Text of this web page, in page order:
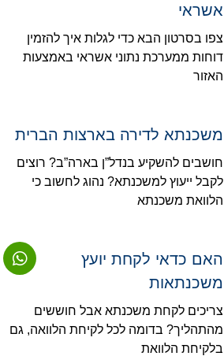
אשראי
צפו בסרטון הבא כדי לגלות איך להזמין
דוחות ממערכת נתוני אשראי באמצעות
האזור
משכנתא לדירה בארצות הברית
חושבים להשקיע בנדל”ן בארה”ב? רוצים
לקבל ייעוץ למשכנתא? נהוג לחשוב כי
הלוואת משכנתא
האם כדאי לקחת יועץ
משכנתאות
צריכים לקחת משכנתא אבל חוששים
מהתהליך? בדומה לכל לקיחת הלוואה, גם
בלקיחת הלוואת